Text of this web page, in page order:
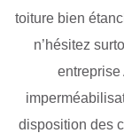
toiture bien
n’hésitez
disposition des